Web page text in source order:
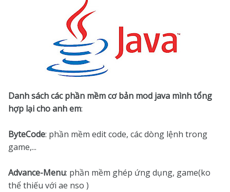
Danh sách các phần mềm cơ bản mod java mình tổng
hợp lại cho anh em:
ByteCode: phần mềm edit code, các dòng lệnh trong
game,...
Advance-Menu: phần mềm ghép ứng dụng, game(ko
thể thiếu với ae nso )